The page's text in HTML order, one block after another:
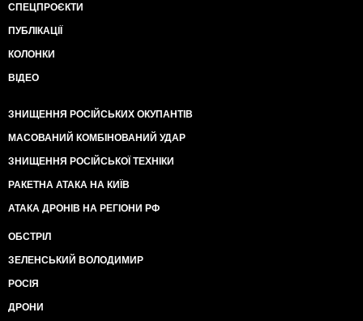
СПЕЦПРОЄКТИ
ПУБЛІКАЦІЇ
КОЛОНКИ
ВІДЕО
ЗНИЩЕННЯ РОСІЙСЬКИХ ОКУПАНТІВ
МАСОВАНИЙ КОМБІНОВАНИЙ УДАР
ЗНИЩЕННЯ РОСІЙСЬКОЇ ТЕХНІКИ
РАКЕТНА АТАКА НА КИЇВ
АТАКА ДРОНІВ НА РЕГІОНИ РФ
ОБСТРІЛ
ЗЕЛЕНСЬКИЙ ВОЛОДИМИР
РОСІЯ
ДРОНИ